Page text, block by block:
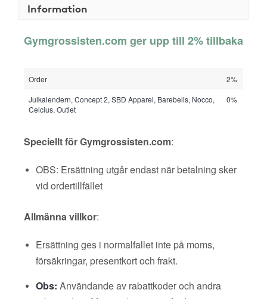
Information
Gymgrossisten.com ger upp till 2% tillbaka
Order
2%
Julkalendern, Concept 2, SBD Apparel, Barebells, Nocco,
Celcius, Outlet
0%
Speciellt för Gymgrossisten.com:
OBS: Ersättning utgår endast när betalning sker
vid ordertillfället
Allmänna villkor:
Ersättning ges i normalfallet inte på moms,
försäkringar, presentkort och frakt.
Obs: Användande av rabattkoder och andra